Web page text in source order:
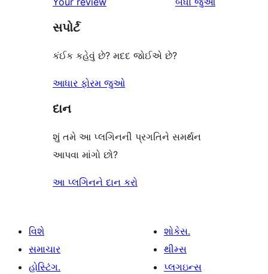
સમીક્ષાઓ
સ્ટાર
સમીક્ષા
સપોર્ટ
કંઈક કહેવું છે? મદદ જોઈએ છે?
આધાર ફોરમ જુઓ
દાન
શું તમે આ પ્લગિનની પ્રગતિને સમર્થન
આપવા માંગો છો?
આ પ્લગિનને દાન કરો
વિશે
સમાચાર
હોસ્ટિંગ.
શોકેસ.
થીમ્સ
પ્લગઇન્સ